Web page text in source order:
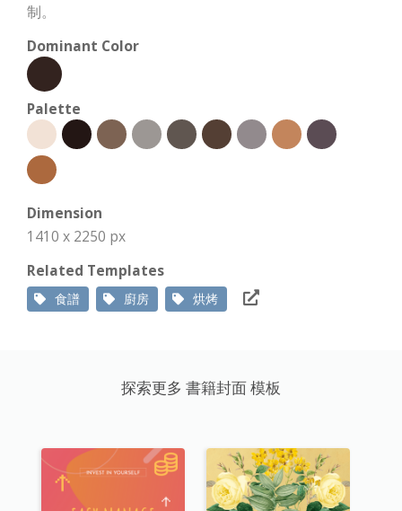
制。
Dominant Color
Palette
Dimension
1410 x 2250 px
Related Templates
食譜 廚房 烘烤
探索更多 書籍封面 模板